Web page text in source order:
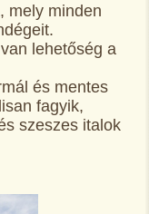
mely minden
lehetőség a
és mentes
fagyik,
szeszes italok